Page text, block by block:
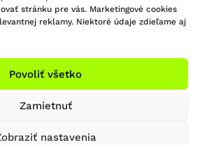
stránku pre vás. Marketingové cookies
reklamy. Niektoré údaje zdieľame aj
Povoliť všetko
Zamietnuť
nastavenia
bicigel@bicigel.sk
servis@bicigel.sk
Reklamačný poriadok